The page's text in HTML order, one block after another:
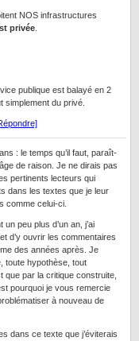
NOS infrastructures
privée
publique est balayé en 2
du privé.
: le temps qu’il faut, paraît-
de raison. Je ne dirais pas
pertinents lecteurs qui
dans les textes que je leur
comme celui-ci.
peu plus d’un an, j’ai
d’y ouvrir les commentaires
des années après. Je
toute hypothèse, tout
que par la critique construite,
pourquoi je vous remercie
à nouveau de
dans ce texte que j’éviterais